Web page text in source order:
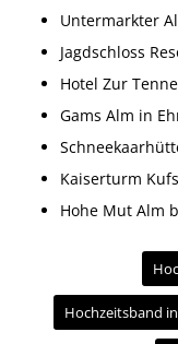
Untermarkter
Jagdschloss
Hotel Zur
Gams Alm in
Kaiserturm
Hohe Mut Alm
Hochzeitsband